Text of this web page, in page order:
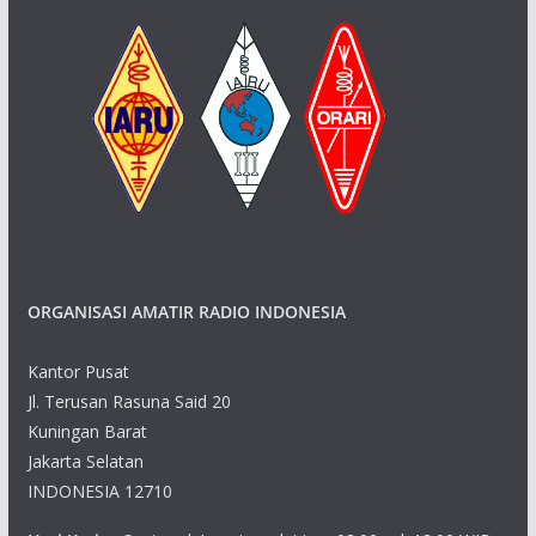
ORGANISASI AMATIR RADIO INDONESIA
Kantor Pusat
Jl. Terusan Rasuna Said 20
Kuningan Barat
Jakarta Selatan
INDONESIA 12710